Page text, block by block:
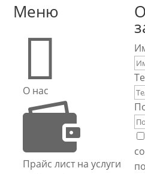
Меню

О нас

Прайс лист на услуги